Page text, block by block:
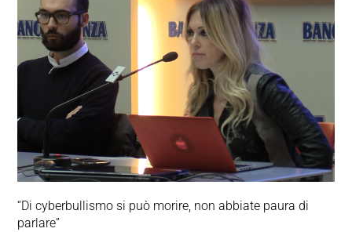
“Di cyberbullismo si può morire, non abbiate paura di
parlare”